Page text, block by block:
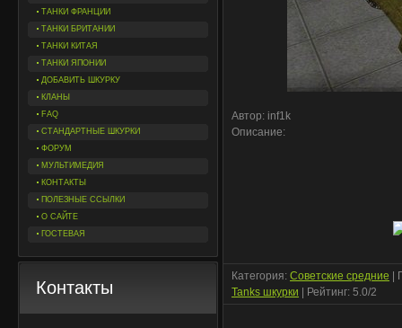
ТАНКИ ФРАНЦИИ
ТАНКИ БРИТАНИИ
ТАНКИ КИТАЯ
ТАНКИ ЯПОНИИ
ДОБАВИТЬ ШКУРКУ
КЛАНЫ
FAQ
СТАНДАРТНЫЕ ШКУРКИ
ФОРУМ
МУЛЬТИМЕДИЯ
КОНТАКТЫ
ПОЛЕЗНЫЕ ССЫЛКИ
О САЙТЕ
ГОСТЕВАЯ
Контакты
Автор: inf1k
Описание:
Категория: Советские средние
Tanks шкурки
Рейтинг: 5.0/2